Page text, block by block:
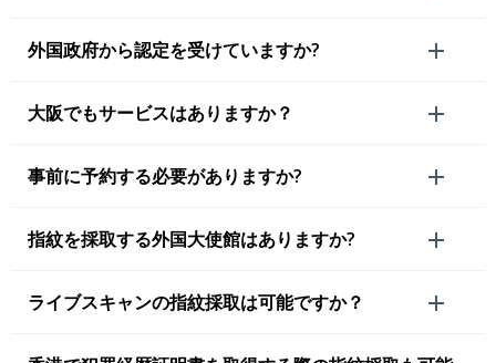
外国政府から認定を受けていますか?
大阪でもサービスはありますか？
事前に予約する必要がありますか?
指紋を採取する外国大使館はありますか?
ライブスキャンの指紋採取は可能ですか？